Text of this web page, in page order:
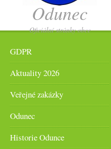
Odunec
Oficiální stránky obce
GDPR
Aktuality 2026
Veřejné zakázky
Odunec
Historie Odunce